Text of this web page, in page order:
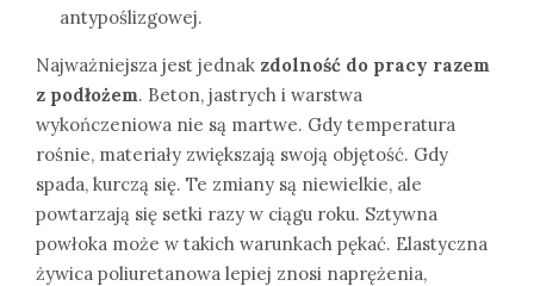
antypoślizgowej.
Najważniejsza jest jednak zdolność do pracy razem
z podłożem. Beton, jastrych i warstwa
wykończeniowa nie są martwe. Gdy temperatura
rośnie, materiały zwiększają swoją objętość. Gdy
spada, kurczą się. Te zmiany są niewielkie, ale
powtarzają się setki razy w ciągu roku. Sztywna
powłoka może w takich warunkach pękać. Elastyczna
żywica poliuretanowa lepiej znosi naprężenia,